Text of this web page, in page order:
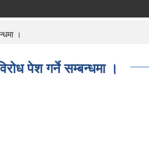
।
पेश गर्ने सम्बन्धमा ।